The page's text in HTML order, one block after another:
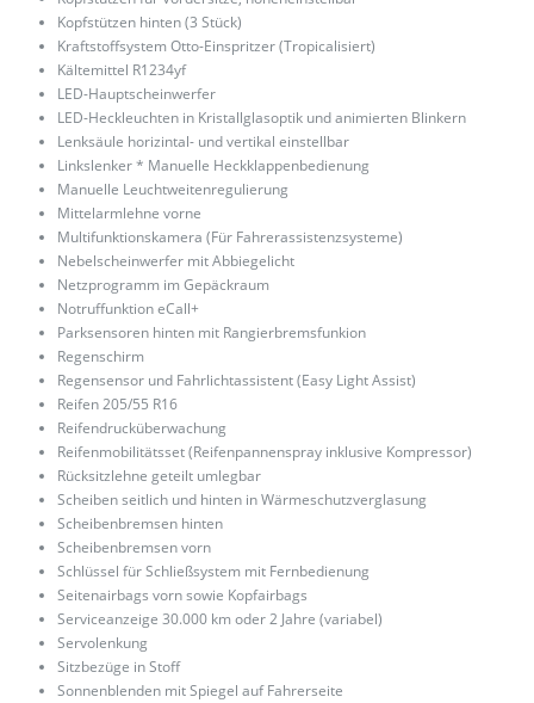
Kopfstützen hinten (3 Stück)
Kraftstoffsystem Otto-Einspritzer (Tropicalisiert)
Kältemittel R1234yf
LED-Hauptscheinwerfer
LED-Heckleuchten in Kristallglasoptik und animierten Blinkern
Lenksäule horizintal- und vertikal einstellbar
Linkslenker * Manuelle Heckklappenbedienung
Manuelle Leuchtweitenregulierung
Mittelarmlehne vorne
Multifunktionskamera (Für Fahrerassistenzsysteme)
Nebelscheinwerfer mit Abbiegelicht
Netzprogramm im Gepäckraum
Notruffunktion eCall+
Parksensoren hinten mit Rangierbremsfunkion
Regenschirm
Regensensor und Fahrlichtassistent (Easy Light Assist)
Reifen 205/55 R16
Reifendrucküberwachung
Reifenmobilitätsset (Reifenpannenspray inklusive Kompressor)
Rücksitzlehne geteilt umlegbar
Scheiben seitlich und hinten in Wärmeschutzverglasung
Scheibenbremsen hinten
Scheibenbremsen vorn
Schlüssel für Schließsystem mit Fernbedienung
Seitenairbags vorn sowie Kopfairbags
Serviceanzeige 30.000 km oder 2 Jahre (variabel)
Servolenkung
Sitzbezüge in Stoff
Sonnenblenden mit Spiegel auf Fahrerseite